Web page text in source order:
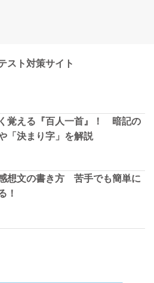
スト対策サイト
覚える『百人一首』！ 暗記の
「決まり字」を解説
想文の書き方 苦手でも簡単に
！